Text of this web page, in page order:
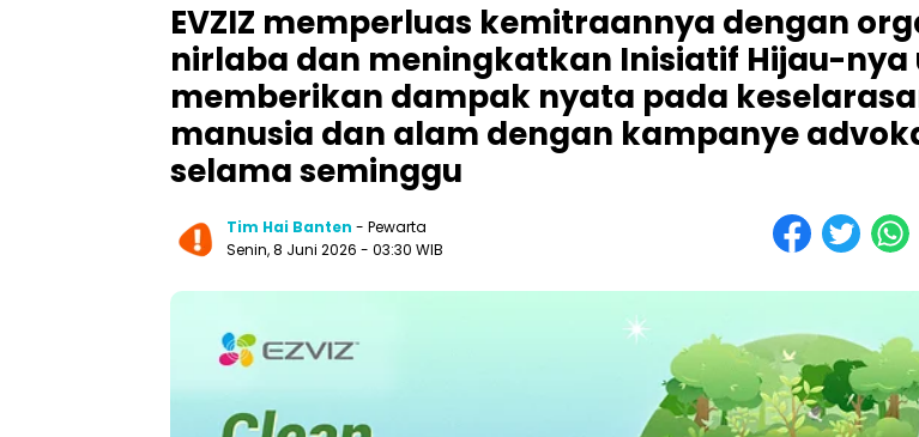
EVZIZ memperluas kemitraannya dengan
nirlaba dan meningkatkan Inisiatif Hijau-nya
memberikan dampak nyata pada
manusia dan alam dengan kampanye
selama seminggu
Tim Hai Banten - Pewarta
Senin, 8 Juni 2026 - 03:30 WIB